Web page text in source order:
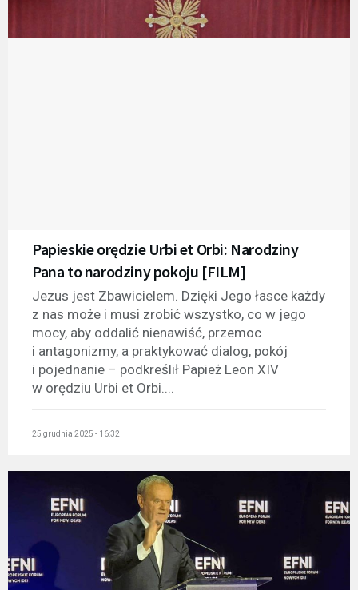
Papieskie orędzie Urbi et Orbi: Narodziny
Pana to narodziny pokoju [FILM]
Jezus jest Zbawicielem. Dzięki Jego łasce każdy
z nas może i musi zrobić wszystko, co w jego
mocy, aby oddalić nienawiść, przemoc
i antagonizmy, a praktykować dialog, pokój
i pojednanie – podkreślił Papież Leon XIV
w orędziu Urbi et Orbi....
25 grudnia 2025 - 16:32